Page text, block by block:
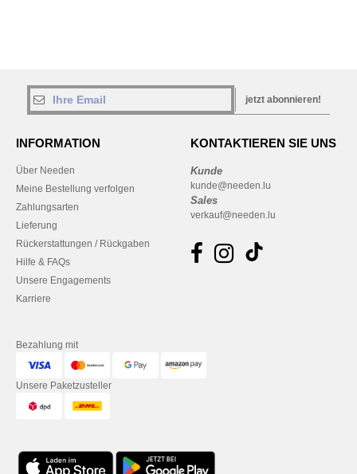
jetzt abonnieren!
INFORMATION
Über Needen
Meine Bestellung verfolgen
Zahlungsarten
Lieferung
Rückerstattungen / Rückgaben
Hilfe & FAQs
Unsere Engagements
Karriere
KONTAKTIEREN SIE UNS
Kunde
kunde@needen.lu
Sales
verkauf@needen.lu
Bezahlung mit
Unsere Paketzusteller